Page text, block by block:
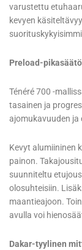
varustettu
kevyen
Preload-pikasäätö
Ténéré 700 -
tasainen ja
ajomukavuuden ja
Kevyt alumiininen
painon.
suunniteltu
olosuhteisiin.
maantieajoon.
avulla voi
Dakar-tyylinen